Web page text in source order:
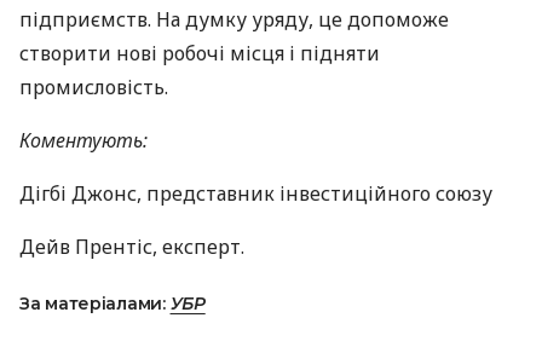
підприємств. На думку уряду, це допоможе
створити нові робочі місця і підняти
промисловість.
Коментують:
Дігбі Джонс, представник інвестиційного союзу
Дейв Прентіс, експерт.
За матеріалами: УБР